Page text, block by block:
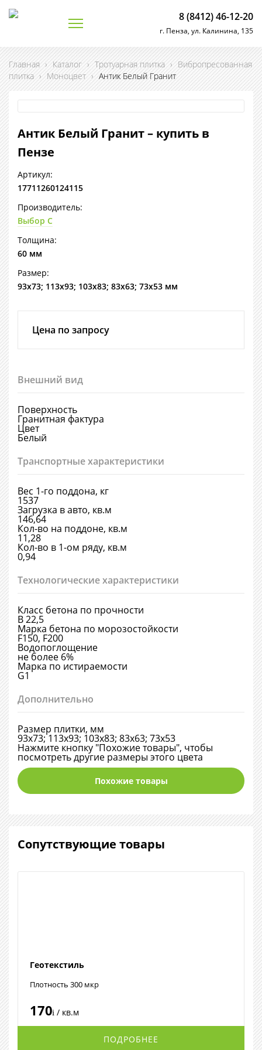
8 (8412) 46-12-20
г. Пенза, ул. Калинина, 135
Главная › Каталог › Тротуарная плитка › Вибропресованная
плитка › Моноцвет › Антик Белый Гранит
Антик Белый Гранит – купить в
Пензе
Артикул:
17711260124115
Производитель:
Выбор С
Толщина:
60 мм
Размер:
93х73; 113х93; 103х83; 83х63; 73х53 мм
Цена по запросу
Внешний вид
Поверхность
Гранитная фактура
Цвет
Белый
Транспортные характеристики
Вес 1-го поддона, кг
1537
Загрузка в авто, кв.м
146,64
Кол-во на поддоне, кв.м
11,28
Кол-во в 1-ом ряду, кв.м
0,94
Технологические характеристики
Класс бетона по прочности
В 22,5
Марка бетона по морозостойкости
F150, F200
Водопоглощение
не более 6%
Марка по истираемости
G1
Дополнительно
Размер плитки, мм
93х73; 113х93; 103х83; 83х63; 73х53
Нажмите кнопку "Похожие товары", чтобы
посмотреть другие размеры этого цвета
Похожие товары
Сопутствующие товары
Геотекстиль
Плотность 300 мкр
170i / кв.м
ПОДРОБНЕЕ